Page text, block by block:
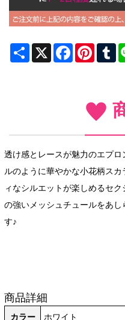
Share X Facebook
透け感とレースが魅力のエプ
ルのように華やかな小花柄ス
ィなシルエットが楽しめるセ
の強いメッシュチュールをあ
す♪
商品詳細
カラー ホワイト